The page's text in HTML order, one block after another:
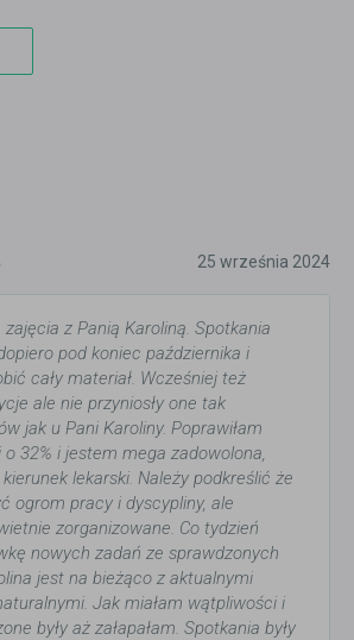
25 września 2024
z Panią Karoliną. Spotkania
pod koniec października i
cały materiał. Wcześniej też
ale nie przyniosły one tak
jak u Pani Karoliny. Poprawiłam
32% i jestem mega zadowolona,
lekarski. Należy podkreślić że
ogrom pracy i dyscypliny, ale
zorganizowane. Co tydzień
nowych zadań ze sprawdzonych
jest na bieżąco z aktualnymi
Jak miałam wątpliwości i
były aż załapałam. Spotkania były